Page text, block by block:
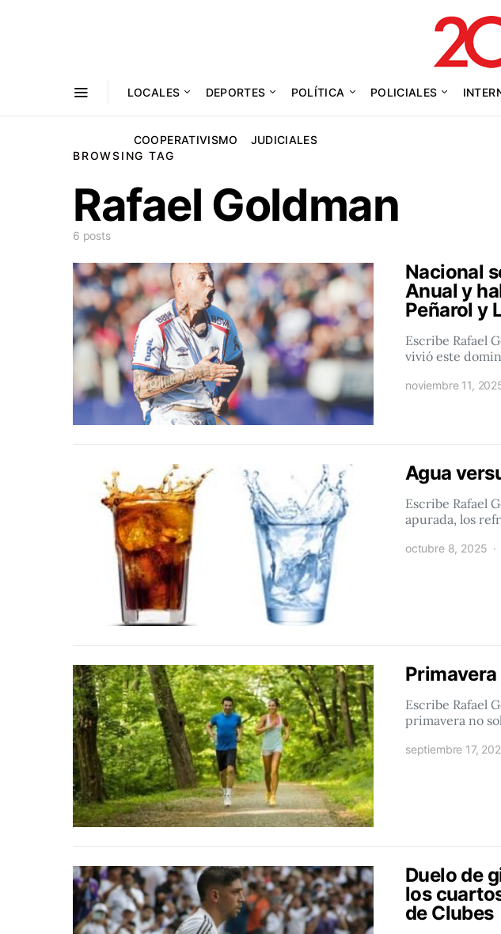
LOCALES DEPORTES POLÍTICA POLICIALES
COOPERATIVISMO
JUDICIALES
BROWSING TAG
Rafael Goldman
6 posts
Nacional
Anual y
Peñarol y
Escribe Rafael
vivió este
noviembre 11,
Agua
Escribe Rafael
apurada, los
octubre 8, 2025
Escribe Rafael
primavera no
septiembre 17,
Duelo de
los
de Clubes